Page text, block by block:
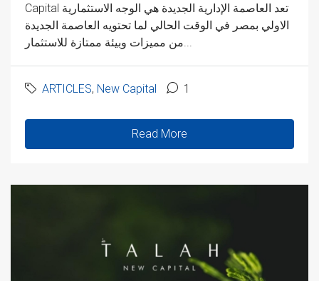
Capital تعد العاصمة الإدارية الجديدة هي الوجه الاستثمارية
الاولي بمصر في الوقت الحالي لما تحتويه العاصمة الجديدة
ARTICLES, New Capital 1
Read More